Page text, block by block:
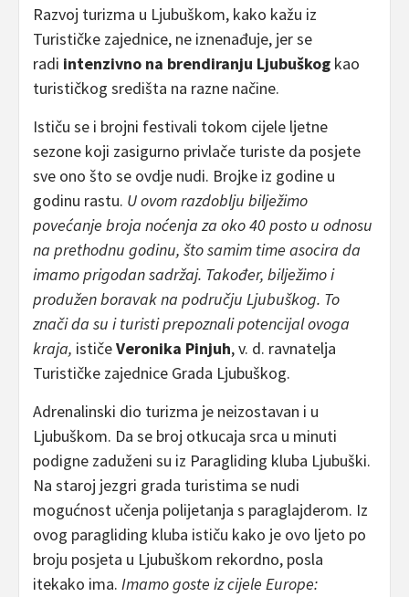
Razvoj turizma u Ljubuškom, kako kažu iz
Turističke zajednice, ne iznenađuje, jer se
radi intenzivno na brendiranju Ljubuškog kao
turističkog središta na razne načine.
Ističu se i brojni festivali tokom cijele ljetne
sezone koji zasigurno privlače turiste da posjete
sve ono što se ovdje nudi. Brojke iz godine u
godinu rastu. U ovom razdoblju bilježimo
povećanje broja noćenja za oko 40 posto u odnosu
na prethodnu godinu, što samim time asocira da
imamo prigodan sadržaj. Također, bilježimo i
produžen boravak na području Ljubuškog. To
znači da su i turisti prepoznali potencijal ovoga
kraja, ističeVeronika Pinjuh, v. d. ravnatelja
Turističke zajednice Grada Ljubuškog.
Adrenalinski dio turizma je neizostavan i u
Ljubuškom. Da se broj otkucaja srca u minuti
podigne zaduženi su iz Paragliding kluba Ljubuški.
Na staroj jezgri grada turistima se nudi
mogućnost učenja polijetanja s paraglajderom. Iz
ovog paragliding kluba ističu kako je ovo ljeto po
broju posjeta u Ljubuškom rekordno, posla
itekako ima. Imamo goste iz cijele Europe: